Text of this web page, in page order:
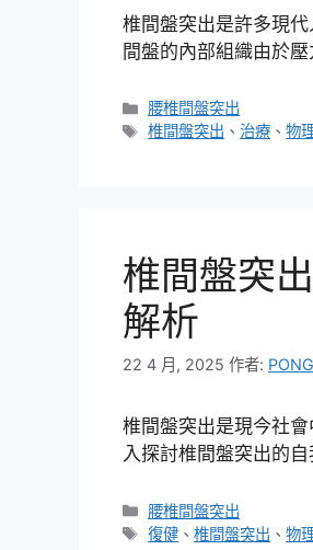
椎間盤突出是許多現
間盤的內部組織由於
分
類
腰椎間盤突出
標
椎間盤突出 、治療 、物
椎間盤突
解析
22 4 月, 2025 作者:
椎間盤突出是現今社
入探討椎間盤突出的
分
類
腰椎間盤突出
標
復健 、椎間盤突出 、物